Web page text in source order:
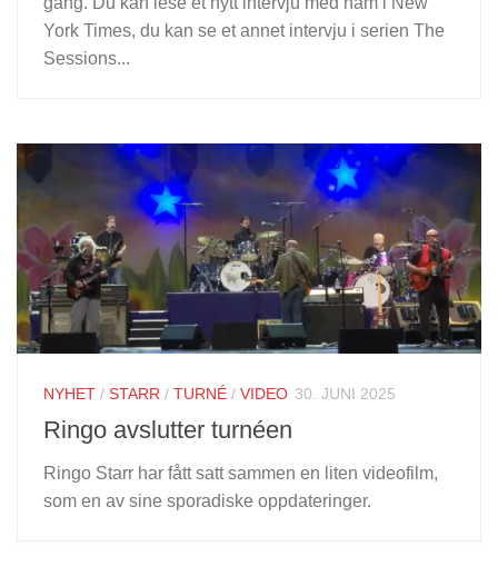
York Times, du kan se et annet intervju i serien The
Sessions...
NYHET / STARR / TURNÉ / VIDEO 30. JUNI 2025
Ringo avslutter turnéen
Ringo Starr har fått satt sammen en liten videofilm,
som en av sine sporadiske oppdateringer.